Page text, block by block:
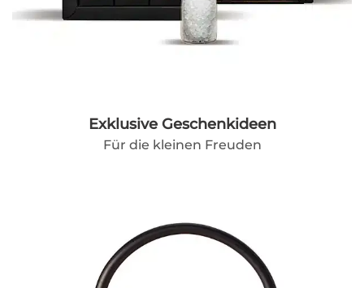
Exklusive Geschenkideen
Für die kleinen Freuden